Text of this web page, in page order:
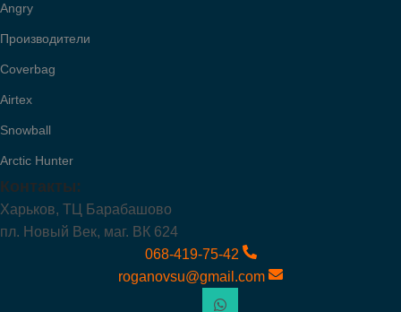
Angry
Производители
Coverbag
Airtex
Snowball
Arctic Hunter
Контакты:
Харьков, ТЦ Барабашово
пл. Новый Век, маг. ВК 624
068-419-75-42
roganovsu@gmail.com